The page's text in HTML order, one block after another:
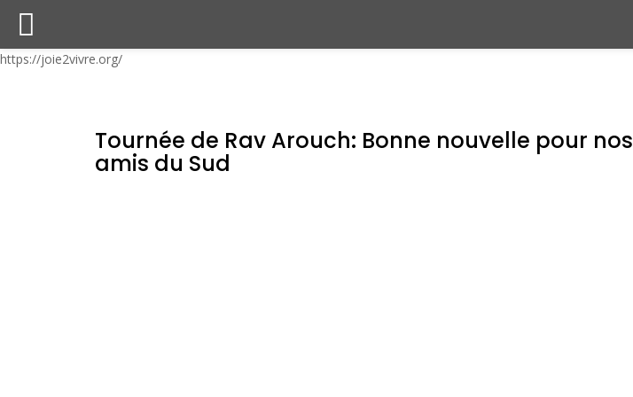
https://joie2vivre.org/
Tournée de Rav Arouch: Bonne nouvelle pour nos
amis du Sud